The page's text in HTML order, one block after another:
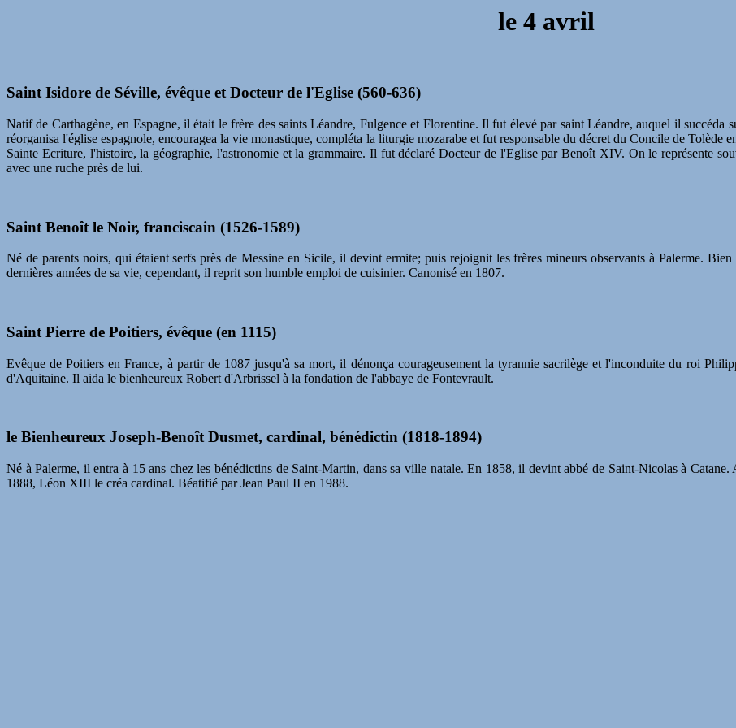
le 4 avril
Saint Isidore de Séville, évêque et Docteur de l'Eglise (560-636)
Natif de Carthagène, en Espagne, il était le frère des saints Léandre, Fulgence et Florentine. Il fut élevé par saint Léandre, auquel il succéda
réorganisa l'église espagnole, encouragea la vie monastique, compléta la liturgie mozarabe et fut responsable du décret du Concile de Tolède
Sainte Ecriture, l'histoire, la géographie, l'astronomie et la grammaire. Il fut déclaré Docteur de l'Eglise par Benoît XIV. On le représente
avec une ruche près de lui.
Saint Benoît le Noir, franciscain (1526-1589)
Né de parents noirs, qui étaient serfs près de Messine en Sicile, il devint ermite; puis rejoignit les frères mineurs observants à Palerme.
dernières années de sa vie, cependant, il reprit son humble emploi de cuisinier. Canonisé en 1807.
Saint Pierre de Poitiers, évêque (en 1115)
Evêque de Poitiers en France, à partir de 1087 jusqu'à sa mort, il dénonça courageusement la tyrannie sacrilège et l'inconduite du roi
d'Aquitaine. Il aida le bienheureux Robert d'Arbrissel à la fondation de l'abbaye de Fontevrault.
le Bienheureux Joseph-Benoît Dusmet, cardinal, bénédictin (1818-1894)
Né à Palerme, il entra à 15 ans chez les bénédictins de Saint-Martin, dans sa ville natale. En 1858, il devint abbé de Saint-Nicolas à
1888, Léon XIII le créa cardinal. Béatifié par Jean Paul II en 1988.